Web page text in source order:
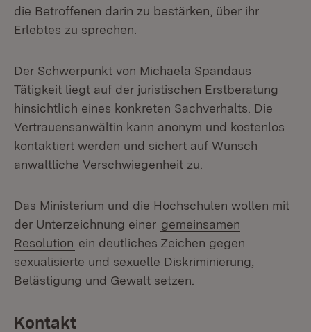
die Betroffenen darin zu bestärken, über ihr
Erlebtes zu sprechen.
Der Schwerpunkt von Michaela Spandaus
Tätigkeit liegt auf der juristischen Erstberatung
hinsichtlich eines konkreten Sachverhalts. Die
Vertrauensanwältin kann anonym und kostenlos
kontaktiert werden und sichert auf Wunsch
anwaltliche Verschwiegenheit zu.
Das Ministerium und die Hochschulen wollen mit
der Unterzeichnung einer gemeinsamen
Resolution ein deutliches Zeichen gegen
sexualisierte und sexuelle Diskriminierung,
Belästigung und Gewalt setzen.
Kontakt